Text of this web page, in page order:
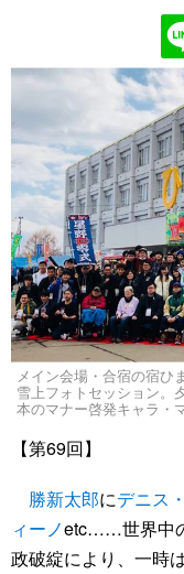
メイン会場・合宿の宿ひ
雪上フォトセッション。
本のマナー啓発キャラ・
【第69回】
勝新太郎にデニス
ィーノetc……世界中
政破綻により、一時